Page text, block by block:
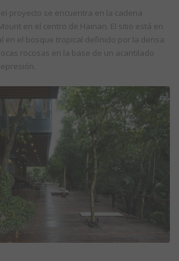
proyecto se encuentra en la cadena
en el centro de Hainan. El sitio está en
en el bosque tropical definido por la densa
rocosas en la base de un acantilado